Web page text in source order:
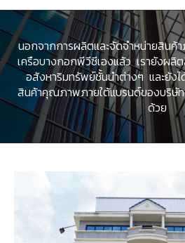
นอกจากการผลิตและจัดจำหน่ายสินค้
เครือบางกอกพีวีซีเองแล้ว เรายังผ
อสังหาริมทรัพย์ชั้นนำต่างๆ และยังไ
สินค้าคุณภาพภายใต้แบรนด์ของบริษัท
ด้วย